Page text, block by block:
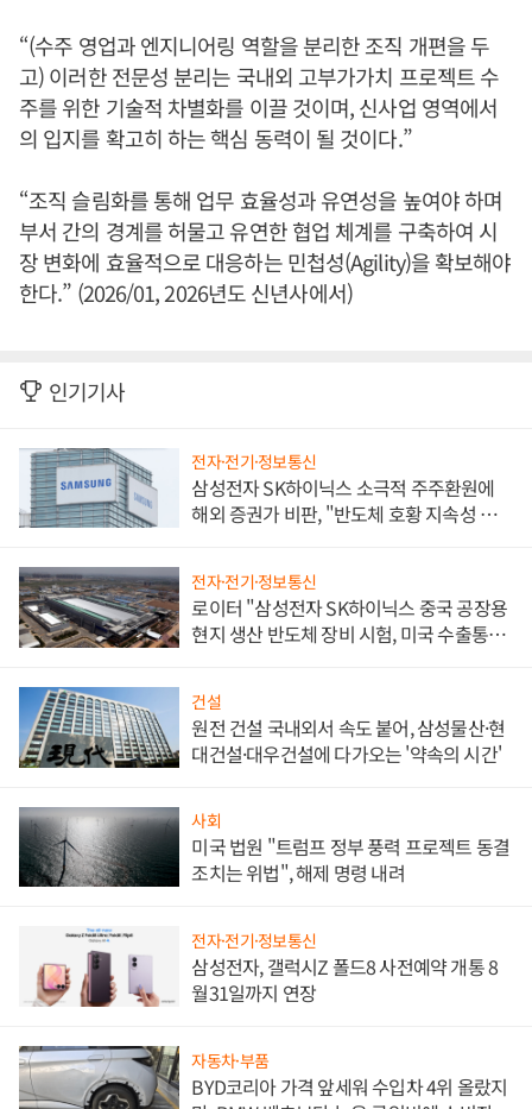
“(수주 영업과 엔지니어링 역할을 분리한 조직 개편을 두
고) 이러한 전문성 분리는 국내외 고부가가치 프로젝트 수
주를 위한 기술적 차별화를 이끌 것이며, 신사업 영역에서
의 입지를 확고히 하는 핵심 동력이 될 것이다.”
“조직 슬림화를 통해 업무 효율성과 유연성을 높여야 하며
부서 간의 경계를 허물고 유연한 협업 체계를 구축하여 시
장 변화에 효율적으로 대응하는 민첩성(Agility)을 확보해야
한다.” (2026/01, 2026년도 신년사에서)
인기기사
전자·전기·정보통신
삼성전자 SK하이닉스 소극적 주주환원에
해외 증권가 비판, "반도체 호황 지속성 의
전자·전기·정보통신
로이터 "삼성전자 SK하이닉스 중국 공장용
현지 생산 반도체 장비 시험, 미국 수출통제
건설
원전 건설 국내외서 속도 붙어, 삼성물산·현
대건설·대우건설에 다가오는 '약속의 시간'
사회
미국 법원 "트럼프 정부 풍력 프로젝트 동결
조치는 위법", 해제 명령 내려
전자·전기·정보통신
삼성전자, 갤럭시Z 폴드8 사전예약 개통 8
월31일까지 연장
자동차·부품
BYD코리아 가격 앞세워 수입차 4위 올랐지